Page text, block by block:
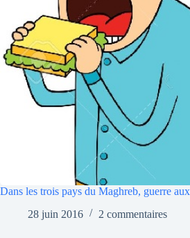
Dans les trois pays du Maghreb, guerre
28 juin 2016
2 commentaires